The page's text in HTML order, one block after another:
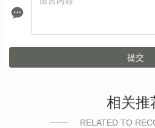
提交
相关推
RELATED TO